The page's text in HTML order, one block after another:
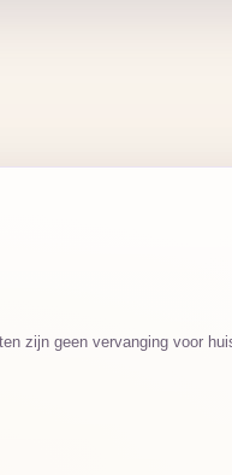
zijn geen vervanging voor